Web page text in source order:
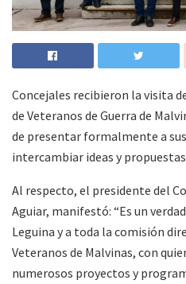
Concejales recibieron la visita
de Veteranos de Guerra de
de presentar formalmente a
intercambiar ideas y
Al respecto, el presidente del
Aguiar, manifestó: “Es un
Leguina y a toda la comisión
Veteranos de Malvinas, con
numerosos proyectos y